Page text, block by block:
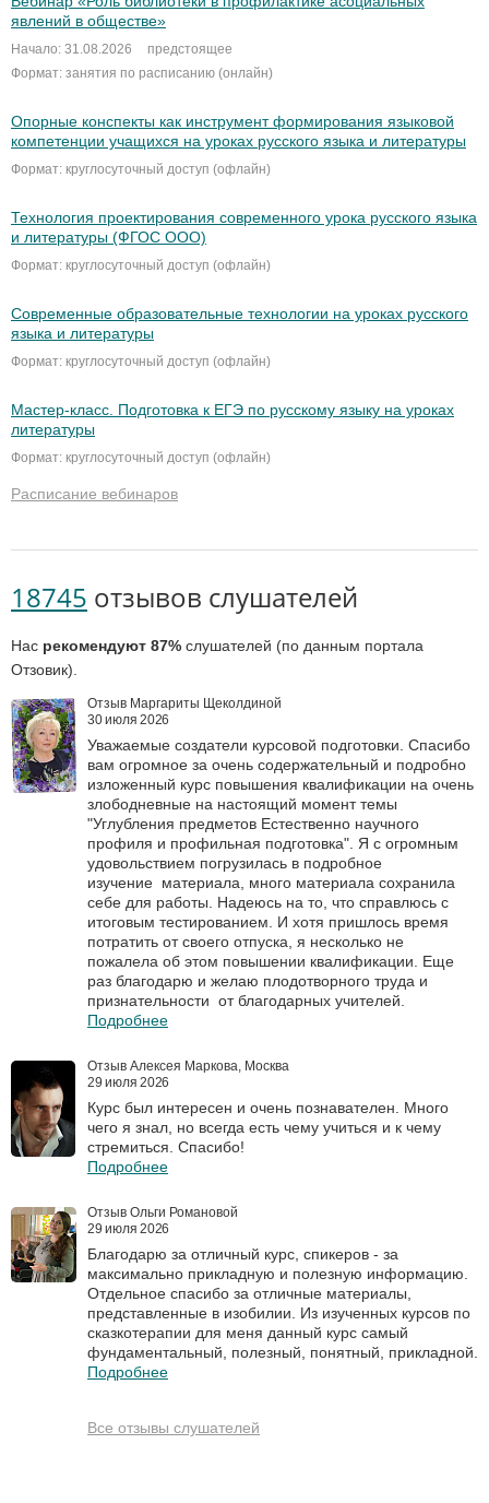
явлений в обществе»
Начало: 31.08.2026
предстоящее
Формат: занятия по расписанию (онлайн)
Опорные конспекты как инструмент формирования языковой
компетенции учащихся на уроках русского языка и литературы
Формат: круглосуточный доступ (офлайн)
Технология проектирования современного урока русского языка
и литературы (ФГОС ООО)
Формат: круглосуточный доступ (офлайн)
Cовременные образовательные технологии на уроках русского
языка и литературы
Формат: круглосуточный доступ (офлайн)
Мастер-класс. Подготовка к ЕГЭ по русскому языку на уроках
литературы
Формат: круглосуточный доступ (офлайн)
Расписание вебинаров
18745 отзывов слушателей
Нас рекомендуют 87% слушателей (по данным портала
Отзовик).
Отзыв Маргариты Щеколдиной
30 июля 2026
Уважаемые создатели курсовой подготовки. Спасибо
вам огромное за очень содержательный и подробно
изложенный курс повышения квалификации на очень
злободневные на настоящий момент темы
"Углубления предметов Естественно научного
профиля и профильная подготовка". Я с огромным
удовольствием погрузилась в подробное
изучение материала, много материала сохранила
себе для работы. Надеюсь на то, что справлюсь с
итоговым тестированием. И хотя пришлось время
потратить от своего отпуска, я несколько не
пожалела об этом повышении квалификации. Еще
раз благодарю и желаю плодотворного труда и
признательности от благодарных учителей.
Подробнее
Отзыв Алексея Маркова, Москва
29 июля 2026
Курс был интересен и очень познавателен. Много
чего я знал, но всегда есть чему учиться и к чему
стремиться. Спасибо!
Подробнее
Отзыв Ольги Романовой
29 июля 2026
Благодарю за отличный курс, спикеров - за
максимально прикладную и полезную информацию.
Отдельное спасибо за отличные материалы,
представленные в изобилии. Из изученных курсов по
сказкотерапии для меня данный курс самый
фундаментальный, полезный, понятный, прикладной.
Подробнее
Все отзывы слушателей